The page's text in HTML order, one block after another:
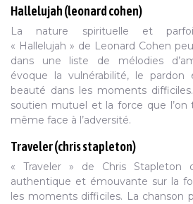
Hallelujah (leonard cohen)
La nature spirituelle et
« Hallelujah » de Leonard Cohen
dans une liste de mélodies
évoque la vulnérabilité, le
beauté dans les moments
soutien mutuel et la force que l’on
même face à l’adversité.
Traveler (chris stapleton)
« Traveler » de Chris Stapleton
authentique et émouvante sur la
les moments difficiles. La chanson